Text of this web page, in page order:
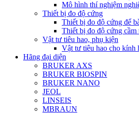
Mô hình thí nghiệm
Thiết bị đo độ cứng
Thiết bị đo độ cứng để
Thiết bị đo độ cứng cầm
Vật tư tiêu hao, phụ kiện
Vật tư tiêu hao cho kính
Hãng đại diện
BRUKER AXS
BRUKER BIOSPIN
BRUKER NANO
JEOL
LINSEIS
MBRAUN